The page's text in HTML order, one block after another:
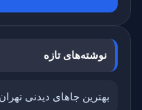
نوشته‌های تازه
بهترین جاهای دیدنی